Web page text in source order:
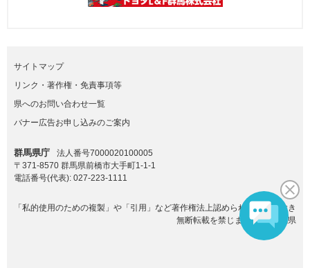
サイトマップ
リンク・著作権・免責事項等
県へのお問い合わせ一覧
バナー広告お申し込みのご案内
群馬県庁
法人番号7000020100005
〒371-8570 群馬県前橋市大手町1-1-1
電話番号(代表): 027-223-1111
「私的使用のための複製」や「引用」など著作権法上認められた場合を除き
無断転載を禁じます。(C)群馬県